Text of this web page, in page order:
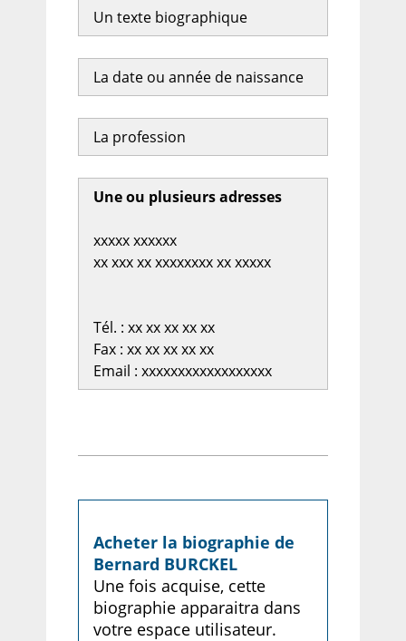
Un texte biographique
La date ou année de naissance
La profession
Une ou plusieurs adresses
xxxxx xxxxxx
xx xxx xx xxxxxxxx xx xxxxx
Tél. : xx xx xx xx xx
Fax : xx xx xx xx xx
Email : xxxxxxxxxxxxxxxxxx
Acheter la biographie de
Bernard BURCKEL
Une fois acquise, cette
biographie apparaitra dans
votre espace utilisateur.